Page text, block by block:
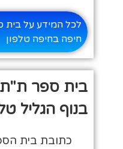
לכל המידע על בית
חיפה בחיפה טלפון
בית ספר ת"ת
בנוף הגליל
כתובת בית